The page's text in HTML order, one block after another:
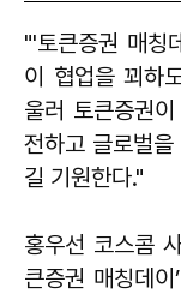
"'토큰증권 매칭
이 협업을 꾀하
울러 토큰증권
전하고 글로벌을
길 기원한다."
홍우선 코스콤
큰증권 매칭데